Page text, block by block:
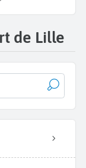
de Lille